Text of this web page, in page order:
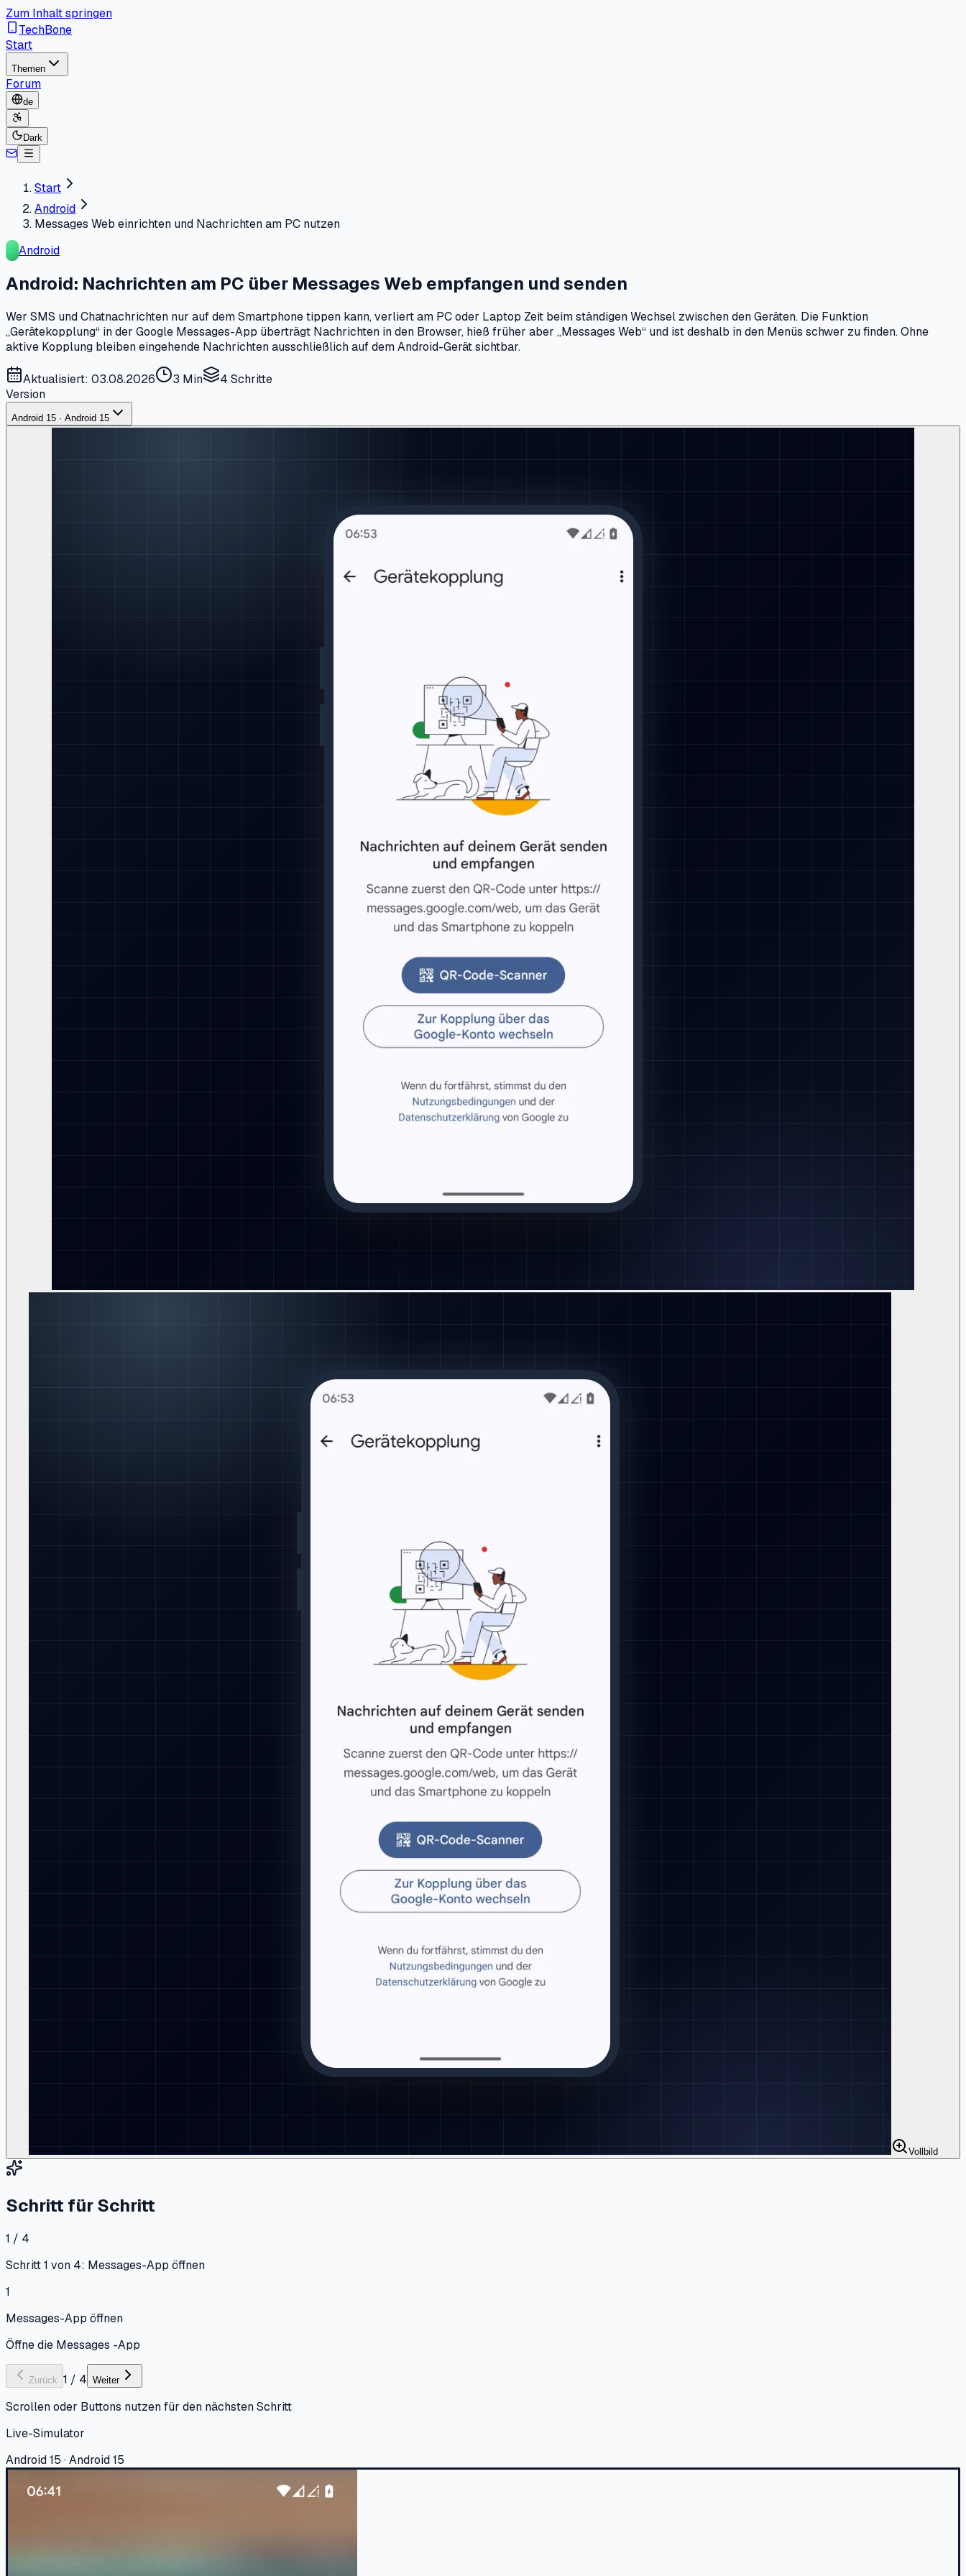
Zum Inhalt springen
TechBone
Start
Themen
Forum
de
Dark
Start
Android
Messages Web einrichten und Nachrichten am PC nutzen
Android
Android: Nachrichten am PC über Messages Web empfangen und senden
Wer SMS und Chatnachrichten nur auf dem Smartphone tippen kann, verliert am PC oder Laptop Zeit beim ständigen Wechsel zwischen den Geräten. Die Funktion
„Gerätekopplung“ in der Google Messages-App überträgt Nachrichten in den Browser, hieß früher aber „Messages Web“ und ist deshalb in den Menüs schwer zu finden. Ohne
aktive Kopplung bleiben eingehende Nachrichten ausschließlich auf dem Android-Gerät sichtbar.
Aktualisiert: 03.08.2026 3 Min 4 Schritte
Version
Android 15 · Android 15
Vollbild
Schritt für Schritt
1 / 4
Schritt 1 von 4: Messages-App öffnen
1
Messages-App öffnen
Öffne die Messages -App
Zurück 1 / 4 Weiter
Scrollen oder Buttons nutzen für den nächsten Schritt
Live-Simulator
Android 15 · Android 15